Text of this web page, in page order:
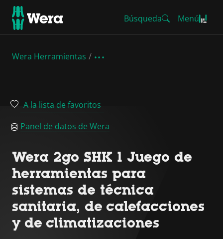
Búsqueda Menú
Wera Herramientas
A la lista de favoritos
Panel de datos de Wera
Wera 2go SHK 1 Juego de
herramientas para
sistemas de técnica
sanitaria, de calefacciones
y de climatizaciones